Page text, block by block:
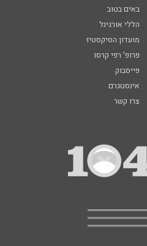
באים בטוב
הללי אורגינל
מועדון הסיקסטיז
פרופ' רפי קרסו
פייסבוק
אינסטגרם
צרו קשר